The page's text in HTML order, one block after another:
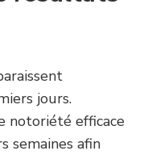
jours.
notoriété efficace
semaines afin